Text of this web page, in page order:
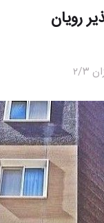
رویان